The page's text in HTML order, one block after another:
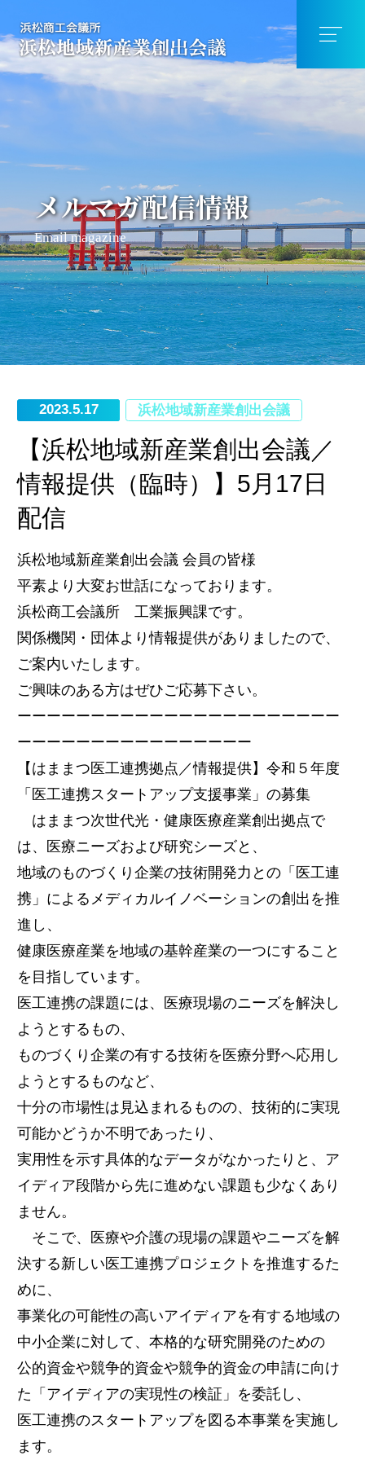
メルマガ配信情報
Email magazine
2023.5.17 浜松地域新産業創出会議
【浜松地域新産業創出会議／
情報提供（臨時）】5月17日
配信
浜松地域新産業創出会議 会員の皆様
平素より大変お世話になっております。
浜松商工会議所 工業振興課です。
関係機関・団体より情報提供がありましたので、
ご案内いたします。
ご興味のある方はぜひご応募下さい。
ーーーーーーーーーーーーーーーーーーーーーー
ーーーーーーーーーーーーーーーー
【はままつ医工連携拠点／情報提供】令和５年度
「医工連携スタートアップ支援事業」の募集
はままつ次世代光・健康医療産業創出拠点で
は、医療ニーズおよび研究シーズと、
地域のものづくり企業の技術開発力との「医工連
携」によるメディカルイノベーションの創出を推
進し、
健康医療産業を地域の基幹産業の一つにすること
を目指しています。
医工連携の課題には、医療現場のニーズを解決し
ようとするもの、
ものづくり企業の有する技術を医療分野へ応用し
ようとするものなど、
十分の市場性は見込まれるものの、技術的に実現
可能かどうか不明であったり、
実用性を示す具体的なデータがなかったりと、ア
イディア段階から先に進めない課題も少なくあり
ません。
そこで、医療や介護の現場の課題やニーズを解
決する新しい医工連携プロジェクトを推進するた
めに、
事業化の可能性の高いアイディアを有する地域の
中小企業に対して、本格的な研究開発のための
公的資金や競争的資金や競争的資金の申請に向け
た「アイディアの実現性の検証」を委託し、
医工連携のスタートアップを図る本事業を実施し
ます。